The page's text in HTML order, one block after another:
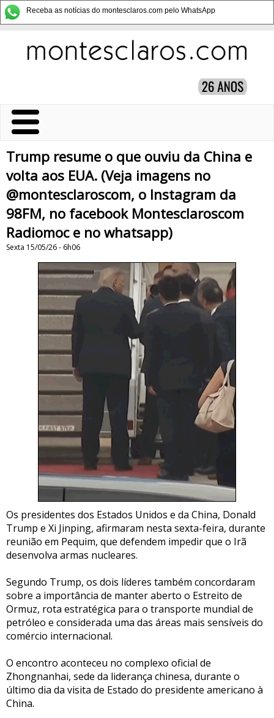
Receba as notícias do montesclaros.com pelo WhatsApp
Trump resume o que ouviu da China e
volta aos EUA. (Veja imagens no
@montesclaroscom, o Instagram da
98FM, no facebook Montesclaroscom
Radiomoc e no whatsapp)
Sexta 15/05/26 - 6h06
Os presidentes dos Estados Unidos e da China, Donald
Trump e Xi Jinping, afirmaram nesta sexta-feira, durante
reunião em Pequim, que defendem impedir que o Irã
desenvolva armas nucleares.
Segundo Trump, os dois líderes também concordaram
sobre a importância de manter aberto o Estreito de
Ormuz, rota estratégica para o transporte mundial de
petróleo e considerada uma das áreas mais sensíveis do
comércio internacional.
O encontro aconteceu no complexo oficial de
Zhongnanhai, sede da liderança chinesa, durante o
último dia da visita de Estado do presidente americano à
China.